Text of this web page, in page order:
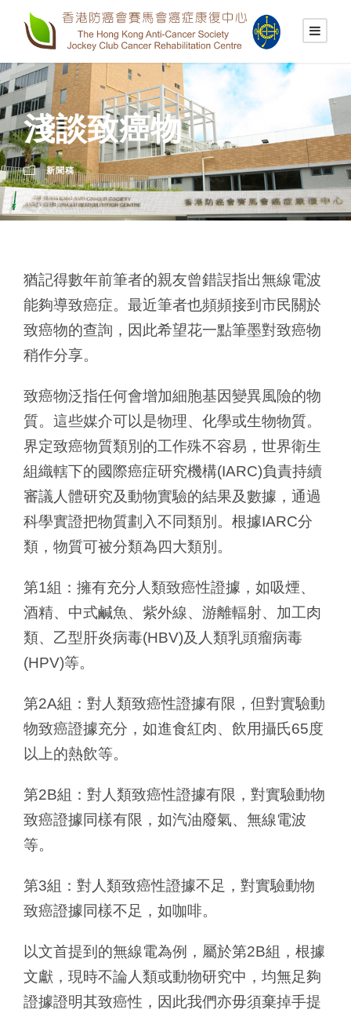
淺談致癌物
新聞稿
猶記得數年前筆者的親友曾錯誤指出無線電波
能夠導致癌症。最近筆者也頻頻接到市民關於
致癌物的查詢，因此希望花一點筆墨對致癌物
稍作分享。
致癌物泛指任何會增加細胞基因變異風險的物
質。這些媒介可以是物理、化學或生物物質。
界定致癌物質類別的工作殊不容易，世界衛生
組織轄下的國際癌症研究機構(IARC)負責持續
審議人體研究及動物實驗的結果及數據，通過
科學實證把物質劃入不同類別。根據IARC分
類，物質可被分類為四大類別。
第1組：擁有充分人類致癌性證據，如吸煙、
酒精、中式鹹魚、紫外線、游離輻射、加工肉
類、乙型肝炎病毒(HBV)及人類乳頭瘤病毒
(HPV)等。
第2A組：對人類致癌性證據有限，但對實驗動
物致癌證據充分，如進食紅肉、飲用攝氏65度
以上的熱飲等。
第2B組：對人類致癌性證據有限，對實驗動物
致癌證據同樣有限，如汽油廢氣、無線電波
等。
第3組：對人類致癌性證據不足，對實驗動物
致癌證據同樣不足，如咖啡。
以文首提到的無線電為例，屬於第2B組，根據
文獻，現時不論人類或動物研究中，均無足夠
證據證明其致癌性，因此我們亦毋須棄掉手提